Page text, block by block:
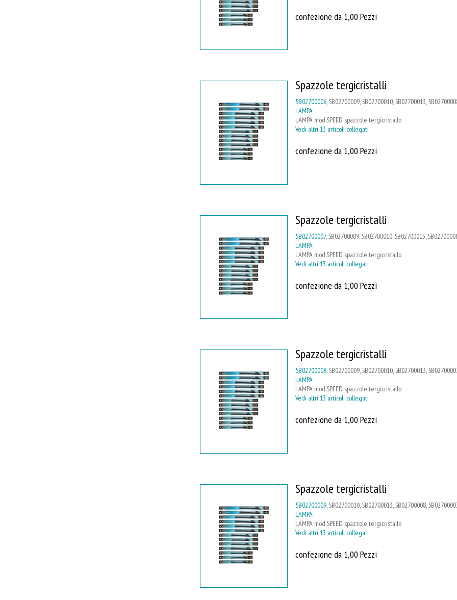
confezione da 1,00 Pezzi
Spazzole tergicristalli
5B02700006, 5B02700009, 5B02700010, 5B02700013,
LAMPA
LAMPA mod.SPEED spazzole tergicristallo
Vedi altri 13 articoli collegati
confezione da 1,00 Pezzi
Spazzole tergicristalli
5B02700007, 5B02700009, 5B02700010, 5B02700013,
LAMPA
LAMPA mod.SPEED spazzole tergicristallo
Vedi altri 13 articoli collegati
confezione da 1,00 Pezzi
Spazzole tergicristalli
5B02700008, 5B02700009, 5B02700010, 5B02700013,
LAMPA
LAMPA mod.SPEED spazzole tergicristallo
Vedi altri 13 articoli collegati
confezione da 1,00 Pezzi
Spazzole tergicristalli
5B02700009, 5B02700010, 5B02700013, 5B02700008,
LAMPA
LAMPA mod.SPEED spazzole tergicristallo
Vedi altri 13 articoli collegati
confezione da 1,00 Pezzi